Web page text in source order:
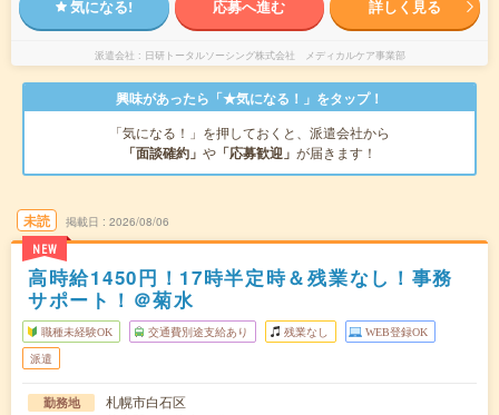
気になる! 応募へ進む 詳しく見る
派遣会社 日研トータルソーシング株式会社 メディカルケア事業部
興味があったら「★気になる！」をタップ！
「気になる！」を押しておくと、派遣会社から
「面談確約」 や 「応募歓迎」 が届きます！
未読
NEW
掲載日 2026/08/06
高時給1450円！17時半定時＆残業なし！事務
サポート！＠菊水
職種未経験OK 交通費別途支給あり 残業なし WEB登録OK
派遣
勤務地
札幌市白石区